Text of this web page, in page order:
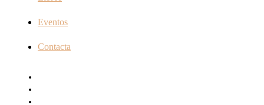
Eventos
Contacta